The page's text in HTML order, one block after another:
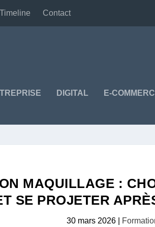
Timeline Contact
DIGITAL E-
MAQUILLAGE :
SE PROJETER
30 mars 2026